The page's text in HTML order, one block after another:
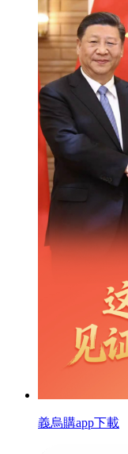
義烏購app下載